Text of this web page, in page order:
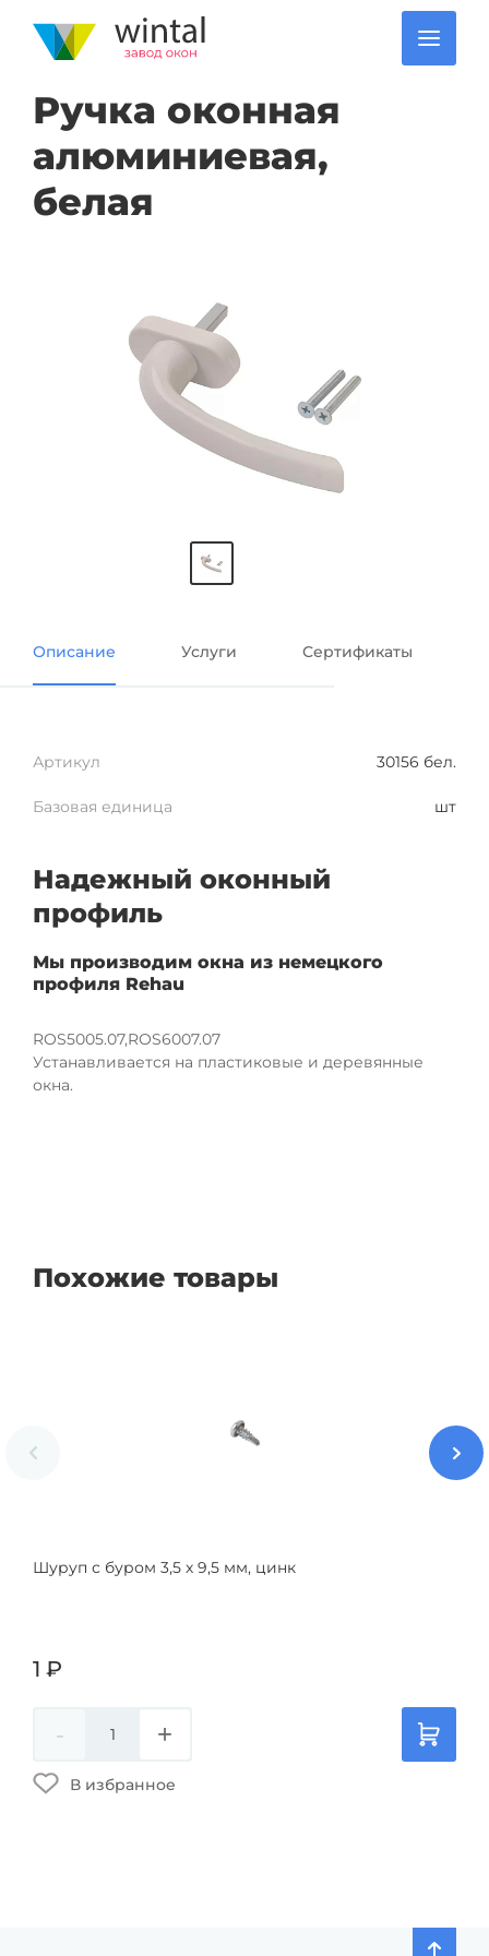
Ручка оконная
алюминиевая,
белая
Описание Услуги Сертификаты
Артикул 30156 бел.
Базовая единица шт
Надежный оконный
профиль
Мы производим окна из немецкого
профиля Rehau
ROS5005.07,ROS6007.07
Устанавливается на пластиковые и деревянные
окна.
Похожие товары
Шуруп с буром 3,5 х 9,5 мм, цинк
1 ₽
- +
В избранное